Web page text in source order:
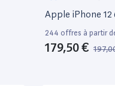
Apple iPhone 12
244 offres à partir
179,50 €